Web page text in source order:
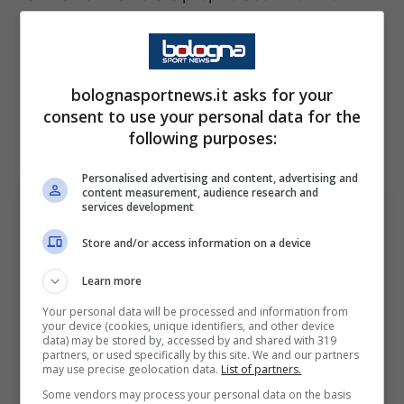
ultima apparizione all’Olimpico
partite in Serie A, segnando 65 gol e
servendo 50 assist.
Roma, arriva l’addio del giocatore dopo più di 300
presenze (Ansa Foto) Bolognasportnews
bolognasportnews.it asks for your
consent to use your personal data for the
following purposes:
Personalised advertising and content, advertising and
content measurement, audience research and
services development
Store and/or access information on a device
Learn more
Your personal data will be processed and information from
your device (cookies, unique identifiers, and other device
data) may be stored by, accessed by and shared with 319
partners, or used specifically by this site. We and our partners
may use precise geolocation data. List of partners.
Some vendors may process your personal data on the basis